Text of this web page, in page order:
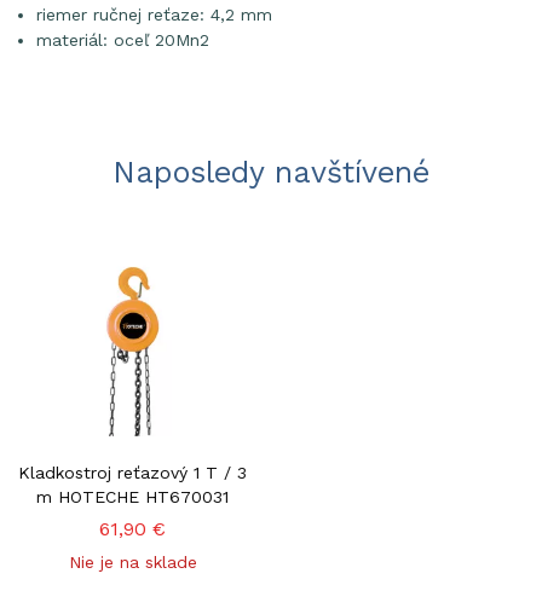
riemer ručnej reťaze: 4,2 mm
materiál: oceľ 20Mn2
Naposledy navštívené
Kladkostroj reťazový 1 T / 3
m HOTECHE HT670031
61,90 €
Nie je na sklade